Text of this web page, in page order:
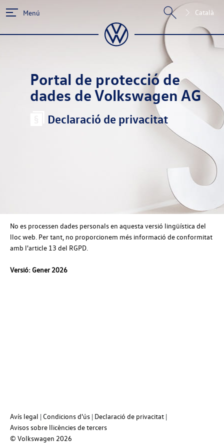
Menú Català
Portal de protecció de
dades de Volkswagen AG
Declaració de privacitat
No es processen dades personals en aquesta versió lingüística del
lloc web. Per tant, no proporcionem més informació de conformitat
amb l'article 13 del RGPD.
Versió: Gener 2026
© Volkswagen 2026
Avís legal Condicions d'ús Declaració de privacitat
Avisos sobre llicències de tercers